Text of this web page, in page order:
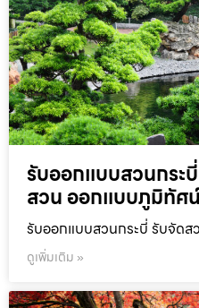
รับออกแบบสวนกระ
สวน ออกแบบภูมิทัศ
รับออกแบบสวนกระบี่ รับจัด
ดูเพิ่มเติม »